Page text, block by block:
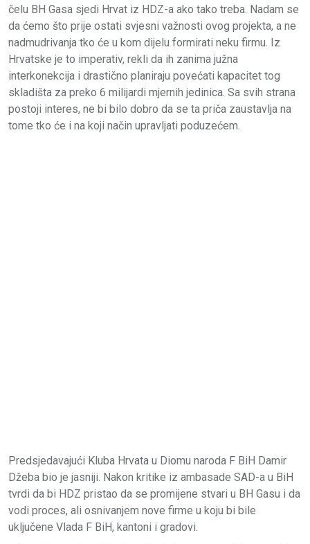
čelu BH Gasa sjedi Hrvat iz HDZ-a ako tako treba. Nadam se
da ćemo što prije ostati svjesni važnosti ovog projekta, a ne
nadmudrivanja tko će u kom dijelu formirati neku firmu. Iz
Hrvatske je to imperativ, rekli da ih zanima južna
interkonekcija i drastično planiraju povećati kapacitet tog
skladišta za preko 6 milijardi mjernih jedinica. Sa svih strana
postoji interes, ne bi bilo dobro da se ta priča zaustavlja na
tome tko će i na koji način upravljati poduzećem.
Predsjedavajući Kluba Hrvata u Diomu naroda F BiH Damir
Džeba bio je jasniji. Nakon kritike iz ambasade SAD-a u BiH
tvrdi da bi HDZ pristao da se promijene stvari u BH Gasu i da
vodi proces, ali osnivanjem nove firme u koju bi bile
uključene Vlada F BiH, kantoni i gradovi.